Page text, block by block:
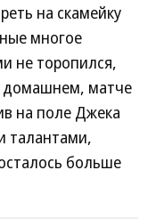
на скамейку
многое
не торопился,
домашнем, матче
на поле Джека
талантами,
больше